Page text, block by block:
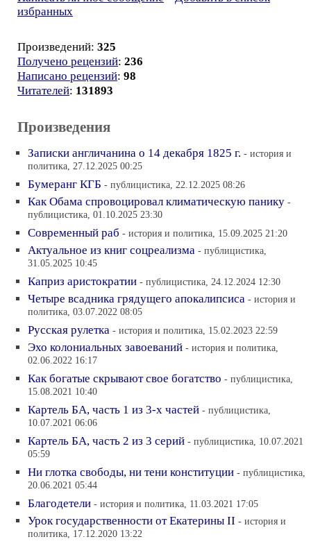
избранных
Произведений: 325
Получено рецензий: 236
Написано рецензий: 98
Читателей: 131893
Произведения
Записки англичанина о 14 декабря 1825 г. - история и
политика, 27.12.2025 00:25
Бумеранг КГБ - публицистика, 22.12.2025 08:26
Как Обама спровоцировал климатическую панику -
публицистика, 01.10.2025 23:30
Современный раб - история и политика, 15.09.2025 21:20
Актуальное из книг соцреализма - публицистика,
31.05.2025 10:45
Каприз аристократии - публицистика, 24.12.2024 12:30
Четыре всадника грядущего апокалипсиса - история и
политика, 03.07.2022 08:05
Русская рулетка - история и политика, 15.02.2023 22:59
Эхо колониальных завоеваний - история и политика,
02.06.2022 16:17
Как богатые скрывают свое богатство - публицистика,
15.08.2021 10:40
Картель БА, часть 1 из 3-х частей - публицистика,
10.07.2021 06:06
Картель БА, часть 2 из 3 серий - публицистика, 10.07.2021
05:59
Ни глотка свободы, ни тени конституции - публицистика,
20.06.2021 05:44
Благодетели - история и политика, 11.03.2021 17:05
Урок государственности от Екатерины II - история и
политика, 17.12.2020 13:22